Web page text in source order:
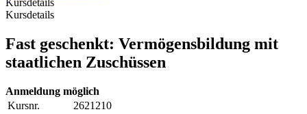
Kursdetails
Kursdetails
Fast geschenkt: Vermögensbildung mit
staatlichen Zuschüssen
Anmeldung möglich
Kursnr.
2621210